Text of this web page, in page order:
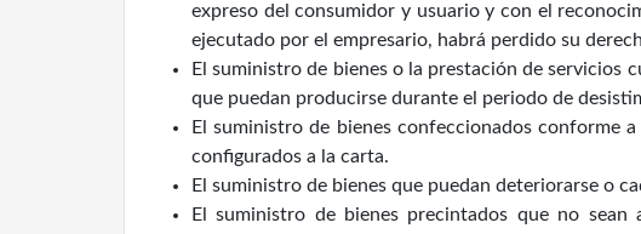
expreso del consumidor y usuario y con el
ejecutado por el empresario, habrá perdido su
El suministro de bienes o la prestación de servicios
que puedan producirse durante el periodo de
El suministro de bienes confeccionados conforme
configurados a la carta.
El suministro de bienes que puedan deteriorarse o
El suministro de bienes precintados que no